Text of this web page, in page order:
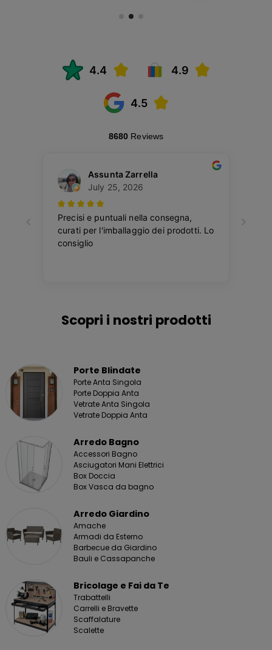
Scopri i nostri prodotti
Porte Blindate
Porte Anta Singola
Porte Doppia Anta
Vetrate Anta Singola
Vetrate Doppia Anta
Arredo Bagno
Accessori Bagno
Asciugatori Mani Elettrici
Box Doccia
Box Vasca da bagno
Arredo Giardino
Amache
Armadi da Esterno
Barbecue da Giardino
Bauli e Cassapanche
Bricolage e Fai da Te
Trabattelli
Carrelli e Bravette
Scaffalature
Scalette